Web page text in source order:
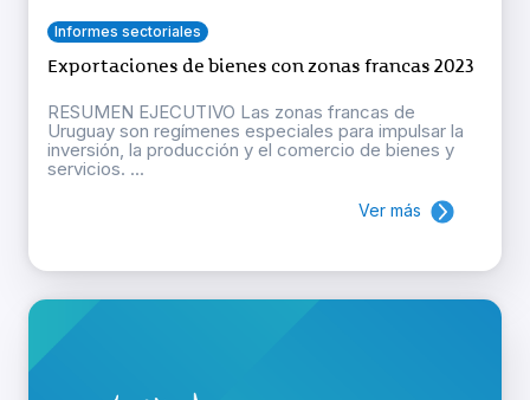
Informes sectoriales
Exportaciones de bienes con zonas francas 2023
RESUMEN EJECUTIVO Las zonas francas de
Uruguay son regímenes especiales para impulsar la
inversión, la producción y el comercio de bienes y
servicios. ...
Ver más